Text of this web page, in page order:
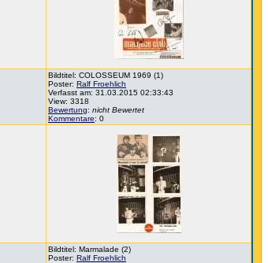
Bildtitel: COLOSSEUM 1969 (1)
Poster: Ralf Froehlich
Verfasst am: 31.03.2015 02:33:43
View: 3318
Bewertung: nicht Bewertet
Kommentare: 0
Bildtitel: Marmalade (2)
Poster: Ralf Froehlich